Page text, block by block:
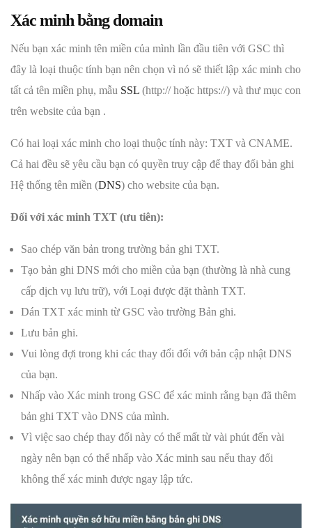
Xác minh bằng domain
Nếu bạn xác minh tên miền của mình lần đầu tiên với GSC thì
đây là loại thuộc tính bạn nên chọn vì nó sẽ thiết lập xác minh cho
tất cả tên miền phụ, mẫu SSL (http:// hoặc https://) và thư mục con
trên website của bạn .
Có hai loại xác minh cho loại thuộc tính này: TXT và CNAME.
Cả hai đều sẽ yêu cầu bạn có quyền truy cập để thay đổi bản ghi
Hệ thống tên miền (DNS) cho website của bạn.
Đối với xác minh TXT (ưu tiên):
Sao chép văn bản trong trường bản ghi TXT.
Tạo bản ghi DNS mới cho miền của bạn (thường là nhà cung
cấp dịch vụ lưu trữ), với Loại được đặt thành TXT.
Dán TXT xác minh từ GSC vào trường Bản ghi.
Lưu bản ghi.
Vui lòng đợi trong khi các thay đổi đối với bản cập nhật DNS
của bạn.
Nhấp vào Xác minh trong GSC để xác minh rằng bạn đã thêm
bản ghi TXT vào DNS của mình.
Vì việc sao chép thay đổi này có thể mất từ ​​vài phút đến vài
ngày nên bạn có thể nhấp vào Xác minh sau nếu thay đổi
không thể xác minh được ngay lập tức.